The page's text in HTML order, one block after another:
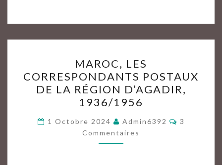
LES
CORRESPONDANTS
POSTAUX
DE
LA
RÉGION
D’AGADIR,
MAROC, LES
CORRESPONDANTS POSTAUX
DE LA RÉGION D’AGADIR,
1936/1956
1 Octobre 2024 Admin6392
3
Commentaires